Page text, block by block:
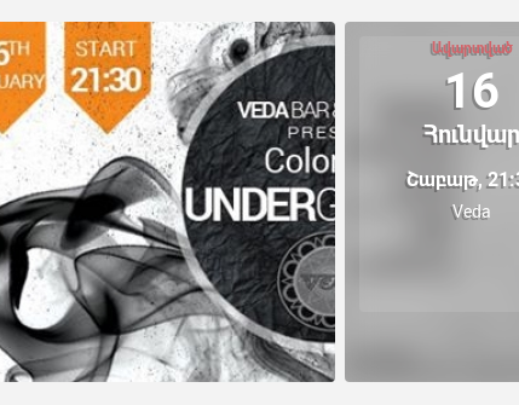
Ավարտված
16
Հունվար
Շաբաթ,
Veda